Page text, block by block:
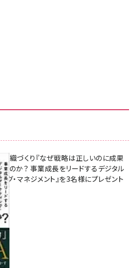
組織づくり『なぜ戦略は正しいのに成果
のか？ 事業成長をリードするデジタル
グ・マネジメント』を3名様にプレゼント